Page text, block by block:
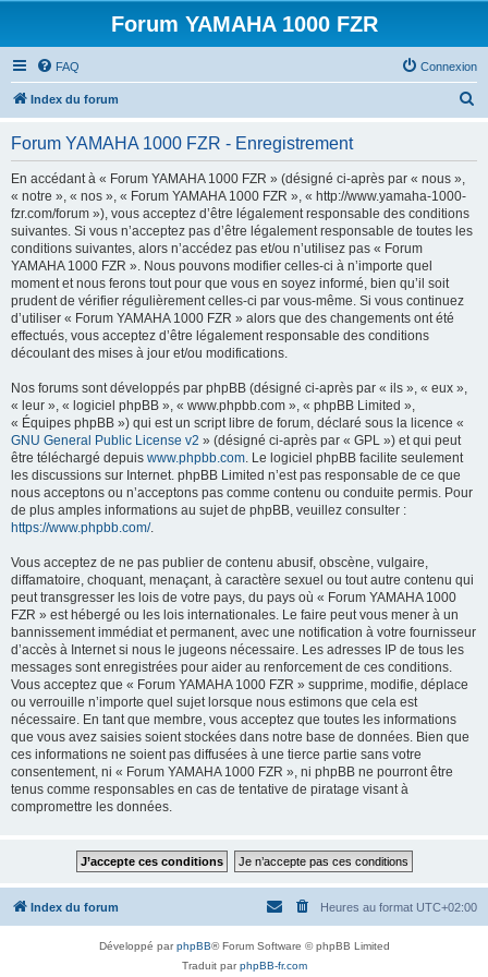
Forum YAMAHA 1000 FZR
FAQ Connexion
Index du forum
Forum YAMAHA 1000 FZR - Enregistrement
En accédant à « Forum YAMAHA 1000 FZR » (désigné ci-après par « nous »,
« notre », « nos », « Forum YAMAHA 1000 FZR », « http://www.yamaha-1000-
fzr.com/forum »), vous acceptez d’être légalement responsable des conditions
suivantes. Si vous n’acceptez pas d’être légalement responsable de toutes les
conditions suivantes, alors n’accédez pas et/ou n’utilisez pas « Forum
YAMAHA 1000 FZR ». Nous pouvons modifier celles-ci à n’importe quel
moment et nous ferons tout pour que vous en soyez informé, bien qu’il soit
prudent de vérifier régulièrement celles-ci par vous-même. Si vous continuez
d’utiliser « Forum YAMAHA 1000 FZR » alors que des changements ont été
effectués, vous acceptez d’être légalement responsable des conditions
découlant des mises à jour et/ou modifications.
Nos forums sont développés par phpBB (désigné ci-après par « ils », « eux »,
« leur », « logiciel phpBB », « www.phpbb.com », « phpBB Limited »,
« Équipes phpBB ») qui est un script libre de forum, déclaré sous la licence «
GNU General Public License v2 » (désigné ci-après par « GPL ») et qui peut
être téléchargé depuis www.phpbb.com. Le logiciel phpBB facilite seulement
les discussions sur Internet. phpBB Limited n’est pas responsable de ce que
nous acceptons ou n’acceptons pas comme contenu ou conduite permis. Pour
de plus amples informations au sujet de phpBB, veuillez consulter :
https://www.phpbb.com/.
Vous acceptez de ne pas publier de contenu abusif, obscène, vulgaire,
diffamatoire, choquant, menaçant, à caractère sexuel ou tout autre contenu qui
peut transgresser les lois de votre pays, du pays où « Forum YAMAHA 1000
FZR » est hébergé ou les lois internationales. Le faire peut vous mener à un
bannissement immédiat et permanent, avec une notification à votre fournisseur
d’accès à Internet si nous le jugeons nécessaire. Les adresses IP de tous les
messages sont enregistrées pour aider au renforcement de ces conditions.
Vous acceptez que « Forum YAMAHA 1000 FZR » supprime, modifie, déplace
ou verrouille n’importe quel sujet lorsque nous estimons que cela est
nécessaire. En tant que membre, vous acceptez que toutes les informations
que vous avez saisies soient stockées dans notre base de données. Bien que
ces informations ne soient pas diffusées à une tierce partie sans votre
consentement, ni « Forum YAMAHA 1000 FZR », ni phpBB ne pourront être
tenus comme responsables en cas de tentative de piratage visant à
compromettre les données.
Index du forum Heures au format UTC+02:00
Développé parphpBB® Forum Software © phpBB Limited
Traduit parphpBB-fr.com